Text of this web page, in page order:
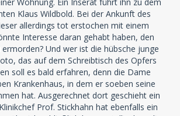
Klaus Wildbold. Bei der Ankunft des
allerdings tot erstochen mit einem
Interesse daran gehabt haben, den
Und wer ist die hübsche junge
das auf dem Schreibtisch des Opfers
soll es bald erfahren, denn die Dame
Krankenhaus, in dem er soeben seine
hat. Ausgerechnet dort geschieht ein
Prof. Stickhahn hat ebenfalls ein